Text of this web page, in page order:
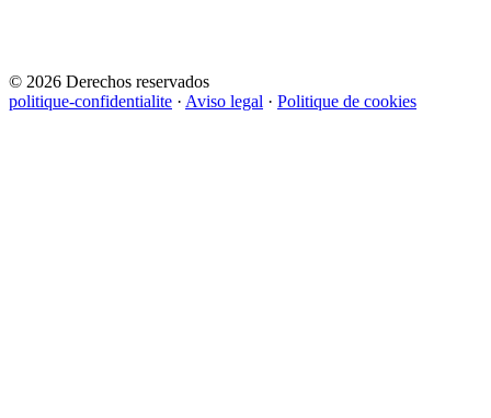
© 2026 Derechos reservados
politique-confidentialite · Aviso legal · Politique de cookies